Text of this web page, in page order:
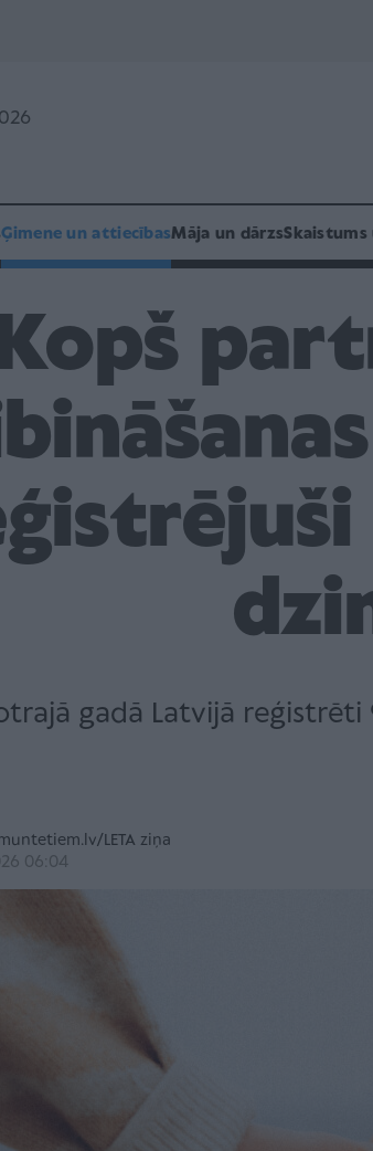
Ģimene un attiecībasMāja un dārzsSkaistums
gadā Latvijā
LETA ziņa
06:04